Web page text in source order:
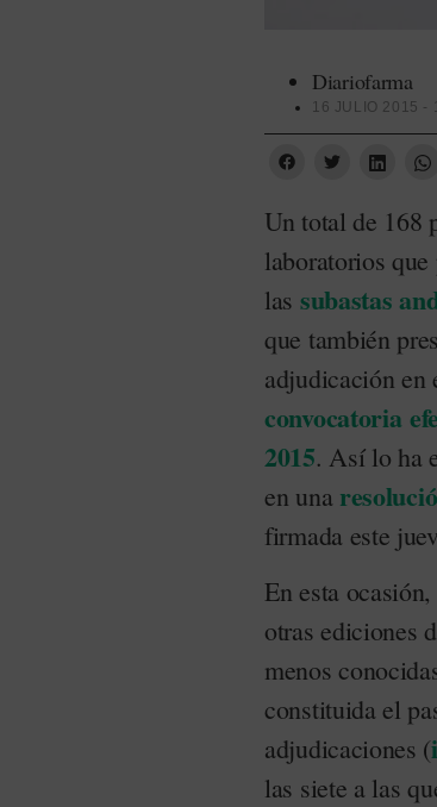
Diariofarma
16 JULIO 2015 -
Un total de 168
laboratorios
las subastas
que también
adjudicación en
convocatoria
2015. Así lo ha
en una
firmada este
En esta
otras ediciones
menos
constituida el
adjudicaciones (
las siete a las